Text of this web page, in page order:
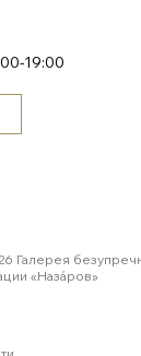
19:00
Галерея
«Назáров»